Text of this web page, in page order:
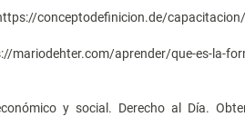
conceptodefinicion.de/capacitacion/
mariodehter.com/aprender/que-es-la-
y social. Derecho al Día.